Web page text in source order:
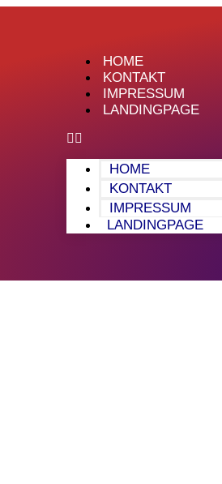
HOME
KONTAKT
IMPRESSUM
LANDINGPAGE
HOME
KONTAKT
IMPRESSUM
LANDINGPAGE